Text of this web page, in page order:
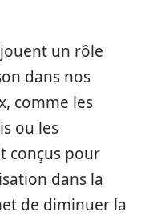
un rôle
dans nos
comme les
ou les
conçus pour
dans la
de diminuer la